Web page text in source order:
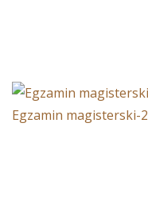
Egzamin magisterski-2